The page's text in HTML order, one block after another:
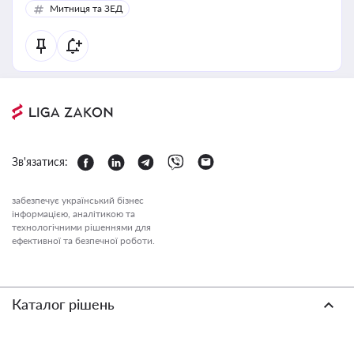
Митниця та ЗЕД
Зв'язатися:
забезпечує український бізнес
інформацією, аналітикою та
технологічними рішеннями для
ефективної та безпечної роботи.
Каталог рішень